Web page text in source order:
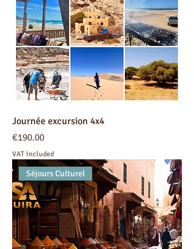
Journée excursion 4x4
Price
€190.00
VAT Included
Séjours Culturel